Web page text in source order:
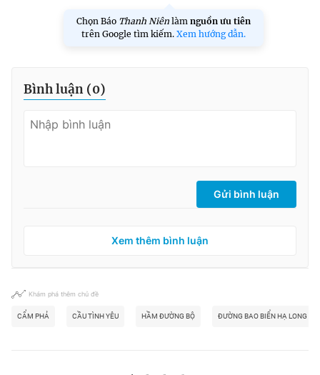
Chọn Báo Thanh Niên làm nguồn ưu tiên
trên Google tìm kiếm. Xem hướng dẫn.
Bình luận (0)
Gửi bình luận
Xem thêm bình luận
Khám phá thêm chủ đề
CẨM PHẢ CẦU TÌNH YÊU HẦM ĐƯỜNG BỘ ĐƯỜNG BAO BIỂN HẠ LONG -